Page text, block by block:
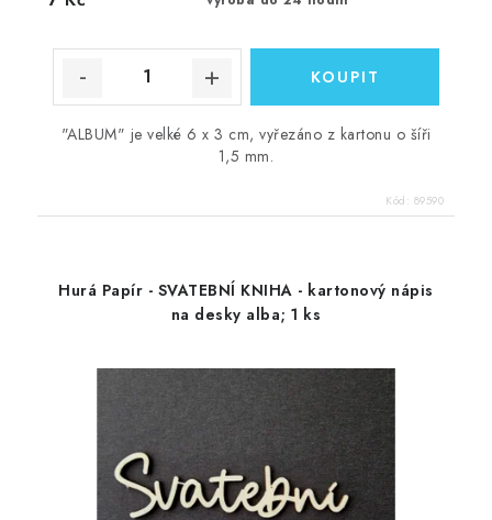
"ALBUM" je velké 6 x 3 cm, vyřezáno z kartonu o šíři
1,5 mm.
Kód: 89590
Hurá Papír - SVATEBNÍ KNIHA - kartonový nápis
na desky alba; 1 ks